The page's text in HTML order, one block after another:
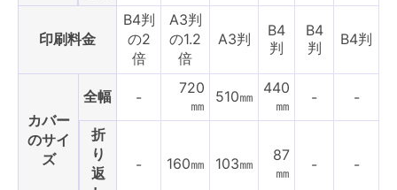
印刷料金
B4判
の2
倍
A3判
の1.2
倍
A3判
B4
判
B4
判
B4判
カバー
のサイ
ズ
全幅 -
720
㎜
510㎜
440
㎜
- -
折
り
返
- 160㎜ 103㎜
87
㎜
- -